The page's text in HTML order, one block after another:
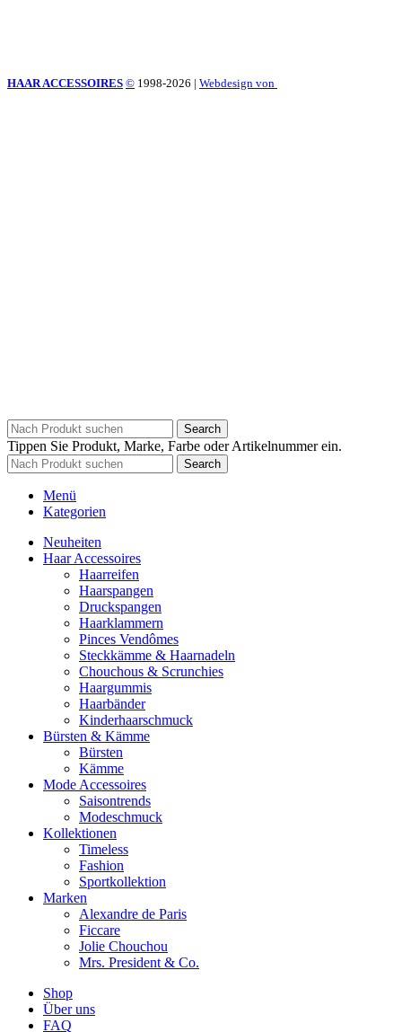
HAAR ACCESSOIRES © 1998-2026 | Webdesign von
Search
Tippen Sie Produkt, Marke, Farbe oder Artikelnummer ein.
Search
Menü
Kategorien
Neuheiten
Haar Accessoires
Haarreifen
Haarspangen
Druckspangen
Haarklammern
Pinces Vendômes
Steckkämme & Haarnadeln
Chouchous & Scrunchies
Haargummis
Haarbänder
Kinderhaarschmuck
Bürsten & Kämme
Bürsten
Kämme
Mode Accessoires
Saisontrends
Modeschmuck
Kollektionen
Timeless
Fashion
Sportkollektion
Marken
Alexandre de Paris
Ficcare
Jolie Chouchou
Mrs. President & Co.
Shop
Über uns
FAQ